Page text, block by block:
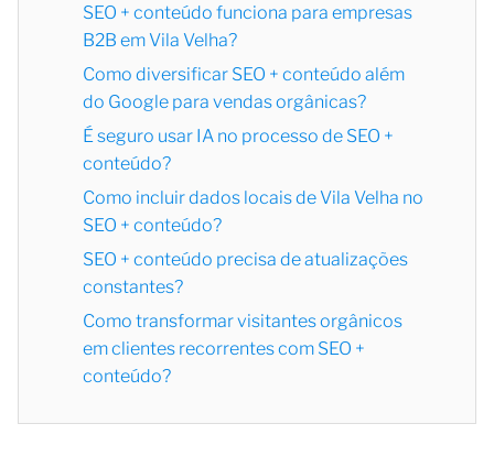
SEO + conteúdo funciona para empresas
B2B em Vila Velha?
Como diversificar SEO + conteúdo além
do Google para vendas orgânicas?
É seguro usar IA no processo de SEO +
conteúdo?
Como incluir dados locais de Vila Velha no
SEO + conteúdo?
SEO + conteúdo precisa de atualizações
constantes?
Como transformar visitantes orgânicos
em clientes recorrentes com SEO +
conteúdo?